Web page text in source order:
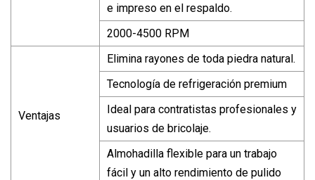
e impreso en el respaldo.
2000-4500 RPM
Ventajas
Elimina rayones de toda piedra natural.
Tecnología de refrigeración premium
Ideal para contratistas profesionales y
usuarios de bricolaje.
Almohadilla flexible para un trabajo
fácil y un alto rendimiento de pulido